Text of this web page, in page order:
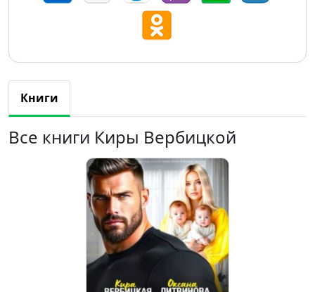
Книги
Все книги Киры Вербицкой